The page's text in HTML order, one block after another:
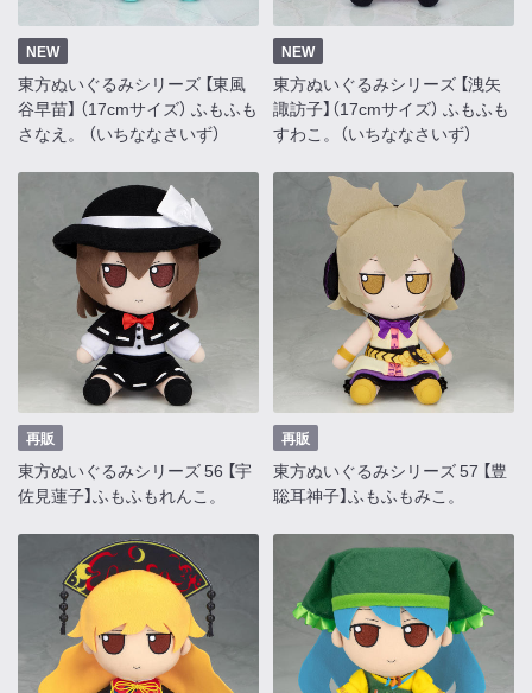
NEW
東方ぬいぐるみシリーズ 【東風
谷早苗】 （17cmサイズ） ふもふも
さなえ。 （いちななさいず）
NEW
東方ぬいぐるみシリーズ 【洩矢
諏訪子】（17cmサイズ） ふもふも
すわこ。（いちななさいず）
再販
東方ぬいぐるみシリーズ 56 【宇
佐見蓮子】ふもふもれんこ。
再販
東方ぬいぐるみシリーズ 57 【豊
聡耳神子】ふもふもみこ。